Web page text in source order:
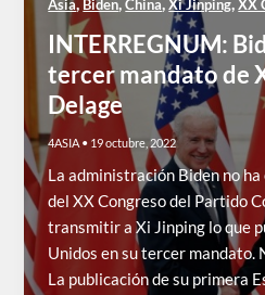
Asia Biden China Xi Jinping XX
INTERREGNUM:
tercer mandato de
Delage
4ASIA • 19 octubre, 2022
La administración Biden no
del XX Congreso del Partido
transmitir a Xi Jinping lo que
Unidos en su tercer mandato.
La publicación de su primera